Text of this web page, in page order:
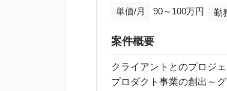
単価/月 90～100万円 勤
案件概要
クライアントとのプロジ
プロダクト事業の創出～